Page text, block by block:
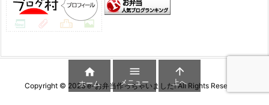
Copyright © 2026 e-お弁当作っちゃいました!All Rights Reserved.

ホーム

メニュー

上へ